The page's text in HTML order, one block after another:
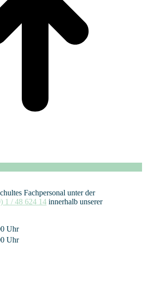
Fachpersonal unter der
1 / 48 624 14 innerhalb unserer
Uhr
Uhr